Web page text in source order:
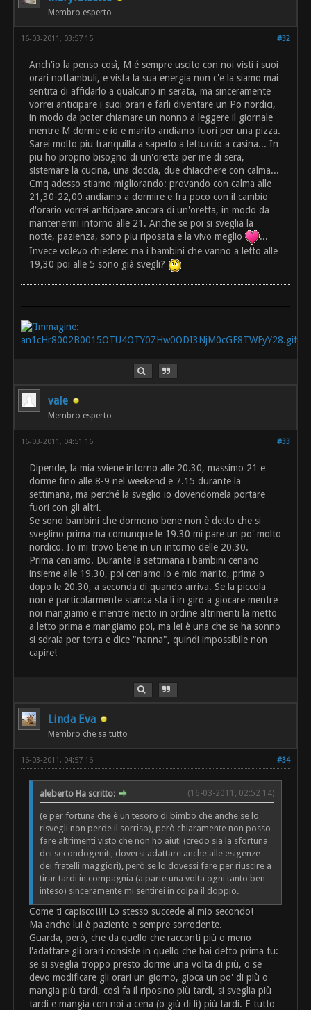
Membro esperto
#32
16-03-2011, 03:57 15
Anch'io la penso così, M é sempre uscito con noi visti i suoi
orari nottambuli, e vista la sua energia non c'e la siamo mai
sentita di affidarlo a qualcuno in serata, ma sinceramente
vorrei anticipare i suoi orari e farli diventare un Po nordici,
in modo da poter chiamare un nonno a leggere il giornale
mentre M dorme e io e marito andiamo fuori per una pizza.
Sarei molto piu tranquilla a saperlo a lettuccio a casina... In
piu ho proprio bisogno di un'oretta per me di sera,
sistemare la cucina, una doccia, due chiacchere con calma...
Cmq adesso stiamo migliorando: provando con calma alle
21,30-22,00 andiamo a dormire e fra poco con il cambio
d'orario vorrei anticipare ancora di un'oretta, in modo da
mantenermi intorno alle 21. Anche se poi si sveglia la
notte, pazienza, sono piu riposata e la vivo meglio
...
Invece volevo chiedere: ma i bambini che vanno a letto alle
19,30 poi alle 5 sono già svegli?
vale
Membro esperto
#33
16-03-2011, 04:51 16
Dipende, la mia sviene intorno alle 20.30, massimo 21 e
dorme fino alle 8-9 nel weekend e 7.15 durante la
settimana, ma perché la sveglio io dovendomela portare
fuori con gli altri.
Se sono bambini che dormono bene non è detto che si
sveglino prima ma comunque le 19.30 mi pare un po' molto
nordico. Io mi trovo bene in un intorno delle 20.30.
Prima ceniamo. Durante la settimana i bambini cenano
insieme alle 19.30, poi ceniamo io e mio marito, prima o
dopo le 20.30, a seconda di quando arriva. Se la piccola
non è particolarmente stanca sta lì in giro a giocare mentre
noi mangiamo e mentre metto in ordine altrimenti la metto
a letto prima e mangiamo poi, ma lei è una che se ha sonno
si sdraia per terra e dice "nanna", quindi impossibile non
capire!
Linda Eva
Membro che sa tutto
#34
16-03-2011, 04:57 16
(16-03-2011, 02:52 14)
aleberto Ha scritto:
(e per fortuna che è un tesoro di bimbo che anche se lo
risvegli non perde il sorriso), però chiaramente non posso
fare altrimenti visto che non ho aiuti (credo sia la sfortuna
dei secondogeniti, doversi adattare anche alle esigenze
dei fratelli maggiori), però se lo dovessi fare per riuscire a
tirar tardi in compagnia (a parte una volta ogni tanto ben
inteso) sinceramente mi sentirei in colpa il doppio.
Come ti capisco!!!! Lo stesso succede al mio secondo!
Ma anche lui è paziente e sempre sorrodente.
Guarda, però, che da quello che racconti più o meno
l'adattare gli orari consiste in quello che hai detto prima tu:
se si sveglia troppo presto dorme una volta di più, o se
devo modificare gli orari un giorno, gioca un po' di più o
mangia più tardi, così fa il riposino più tardi, si sveglia più
tardi e mangia con noi a cena (o giù di lì) più tardi. E tutto